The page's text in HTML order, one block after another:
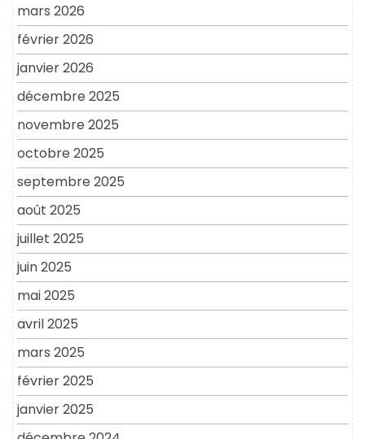
mars 2026
février 2026
janvier 2026
décembre 2025
novembre 2025
octobre 2025
septembre 2025
août 2025
juillet 2025
juin 2025
mai 2025
avril 2025
mars 2025
février 2025
janvier 2025